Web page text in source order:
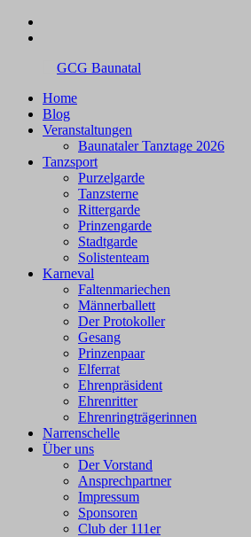
Zum
Inhalt
GCG
Baunatal
Home
Blog
Veranstaltungen
Baunataler Tanztage 2026
Tanzsport
Purzelgarde
Tanzsterne
Rittergarde
Prinzengarde
Stadtgarde
Solistenteam
Karneval
Faltenmariechen
Männerballett
Der Protokoller
Gesang
Prinzenpaar
Elferrat
Ehrenpräsident
Ehrenritter
Ehrenringträgerinnen
Narrenschelle
Über uns
Der Vorstand
Ansprechpartner
Impressum
Sponsoren
Club der 111er